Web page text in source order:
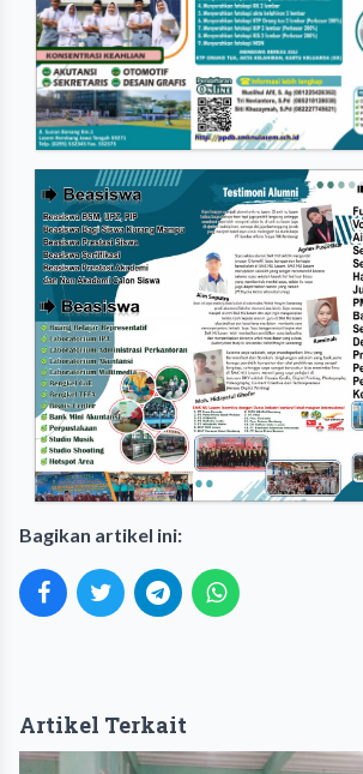
Bagikan artikel ini:
Artikel Terkait